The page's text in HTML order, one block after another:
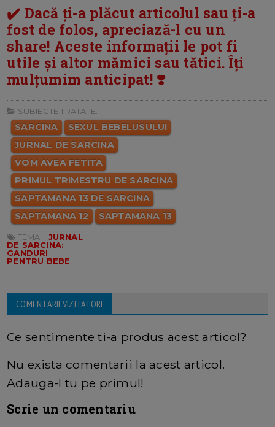
✔️ Dacă ți-a plăcut articolul sau ți-a
fost de folos, apreciază-l cu un
share! Aceste informații le pot fi
utile și altor mămici sau tătici. Îți
mulțumim anticipat! ❣️
SUBIECTE TRATATE:
SARCINA
SEXUL BEBELUSULUI
JURNAL DE SARCINA
VOM AVEA FETITA
PRIMUL TRIMESTRU DE SARCINA
SAPTAMANA 13 DE SARCINA
SAPTAMANA 12
SAPTAMANA 13
TEMA:
JURNAL
DE SARCINA:
GANDURI
PENTRU BEBE
COMENTARII VIZITATORI
Ce sentimente ti-a produs acest articol?
Nu exista comentarii la acest articol.
Adauga-l tu pe primul!
Scrie un comentariu